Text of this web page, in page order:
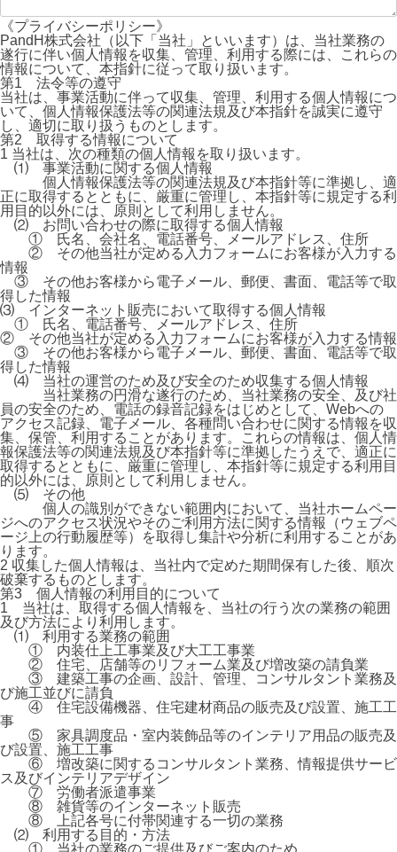
《プライバシーポリシー》
PandH株式会社（以下「当社」といいます）は、当社業務の
遂行に伴い個人情報を収集、管理、利用する際には、これらの
情報について、本指針に従って取り扱います。
第1 法令等の遵守
当社は、事業活動に伴って収集、管理、利用する個人情報につ
いて、個人情報保護法等の関連法規及び本指針を誠実に遵守
し、適切に取り扱うものとします。
第2 取得する情報について
1 当社は、次の種類の個人情報を取り扱います。
⑴ 事業活動に関する個人情報
個人情報保護法等の関連法規及び本指針等に準拠し、適
正に取得するとともに、厳重に管理し、本指針等に規定する利
用目的以外には、原則として利用しません。
⑵ お問い合わせの際に取得する個人情報
① 氏名、会社名、電話番号、メールアドレス、住所
② その他当社が定める入力フォームにお客様が入力する
情報
③ その他お客様から電子メール、郵便、書面、電話等で取
得した情報
⑶ インターネット販売において取得する個人情報
① 氏名、電話番号、メールアドレス、住所
② その他当社が定める入力フォームにお客様が入力する情報
③ その他お客様から電子メール、郵便、書面、電話等で取
得した情報
⑷ 当社の運営のため及び安全のため収集する個人情報
当社業務の円滑な遂行のため、当社業務の安全、及び社
員の安全のため、電話の録音記録をはじめとして、Webへの
アクセス記録、電子メール、各種問い合わせに関する情報を収
集、保管、利用することがあります。これらの情報は、個人情
報保護法等の関連法規及び本指針等に準拠したうえで、適正に
取得するとともに、厳重に管理し、本指針等に規定する利用目
的以外には、原則として利用しません。
⑸ その他
個人の識別ができない範囲内において、当社ホームペー
ジへのアクセス状況やそのご利用方法に関する情報（ウェブペ
ージ上の行動履歴等）を取得し集計や分析に利用することがあ
ります。
2 収集した個人情報は、当社内で定めた期間保有した後、順次
破棄するものとします。
第3 個人情報の利用目的について
1 当社は、取得する個人情報を、当社の行う次の業務の範囲
及び方法により利用します。
⑴ 利用する業務の範囲
① 内装仕上工事業及び大工工事業
② 住宅、店舗等のリフォーム業及び増改築の請負業
③ 建築工事の企画、設計、管理、コンサルタント業務及
び施工並びに請負
④ 住宅設備機器、住宅建材商品の販売及び設置、施工工
事
⑤ 家具調度品・室内装飾品等のインテリア用品の販売及
び設置、施工工事
⑥ 増改築に関するコンサルタント業務、情報提供サービ
ス及びインテリアデザイン
⑦ 労働者派遣事業
⑧ 雑貨等のインターネット販売
⑧ 上記各号に付帯関連する一切の業務
⑵ 利用する目的・方法